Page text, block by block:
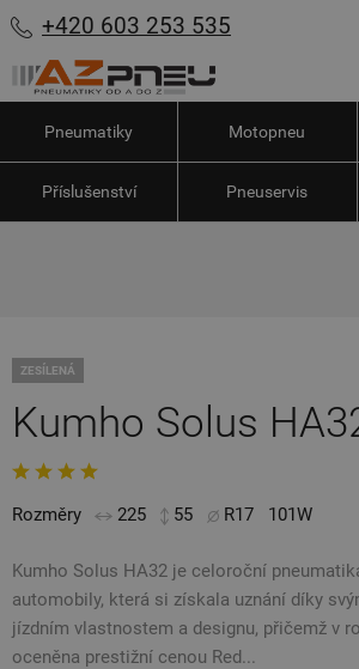
+420 603 253 535
Pneumatiky Motopneu
Příslušenství Pneuservis
ZESÍLENÁ
Kumho Solus
Rozměry 225 55 R17 101W
Kumho Solus HA32 je celoroční
automobily, která si získala uznání díky
jízdním vlastnostem a designu, přičemž v
oceněna prestižní cenou Red...